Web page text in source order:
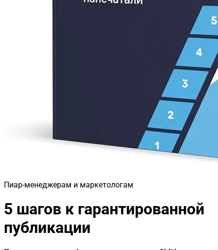
Пиар-менеджерам и маркетологам
5 шагов к гарантированной
публикации